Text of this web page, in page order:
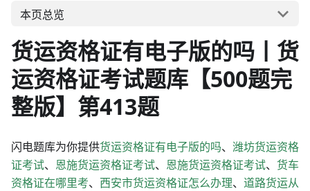
本页总览
货运资格证有电子版的吗丨货
运资格证考试题库【500题完
整版】第413题
闪电题库为你提供货运资格证有电子版的吗、 潍坊货运资格
证考试、 恩施货运资格证考试、 恩施货运资格证考试、 货车
资格证在哪里考、 西安市货运资格证怎么办理、 道路货运从